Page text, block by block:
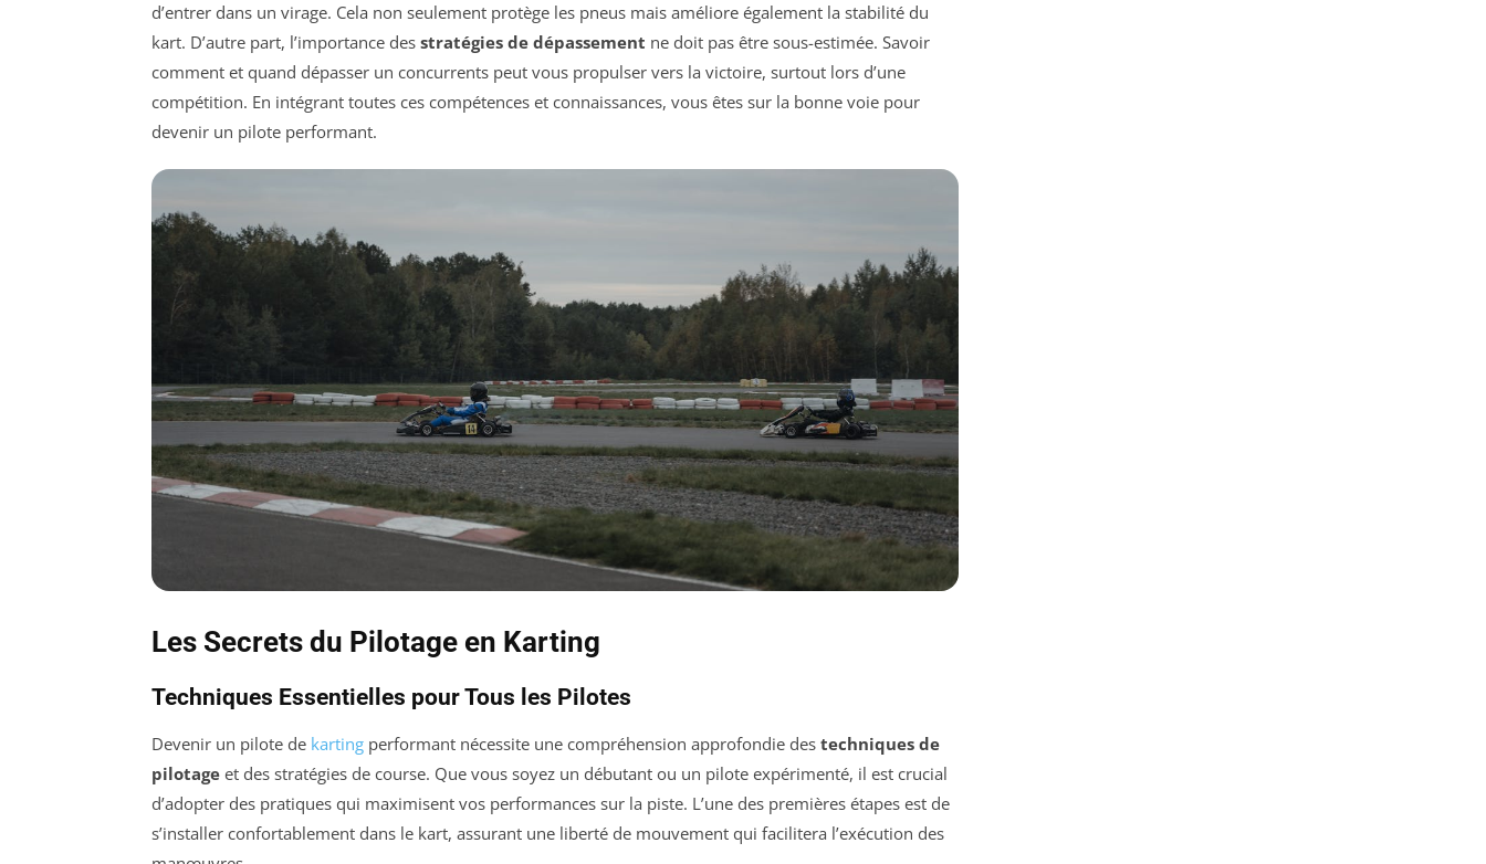
d’entrer dans un virage. Cela non seulement protège les pneus mais améliore également la stabilité du
kart. D’autre part, l’importance des stratégies de dépassement ne doit pas être sous-estimée. Savoir
comment et quand dépasser un concurrents peut vous propulser vers la victoire, surtout lors d’une
compétition. En intégrant toutes ces compétences et connaissances, vous êtes sur la bonne voie pour
devenir un pilote performant.
Les Secrets du Pilotage en Karting
Techniques Essentielles pour Tous les Pilotes
Devenir un pilote de karting performant nécessite une compréhension approfondie des techniques de
pilotage et des stratégies de course. Que vous soyez un débutant ou un pilote expérimenté, il est crucial
d’adopter des pratiques qui maximisent vos performances sur la piste. L’une des premières étapes est de
s’installer confortablement dans le kart, assurant une liberté de mouvement qui facilitera l’exécution des